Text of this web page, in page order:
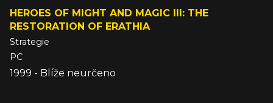
HEROES OF MIGHT AND MAGIC III: THE
RESTORATION OF ERATHIA
Strategie
PC
1999 - Blíže neurčeno